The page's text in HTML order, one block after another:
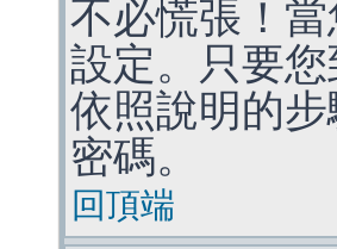
不必慌張！
設定。只要
依照說明的
密碼。
回頂端